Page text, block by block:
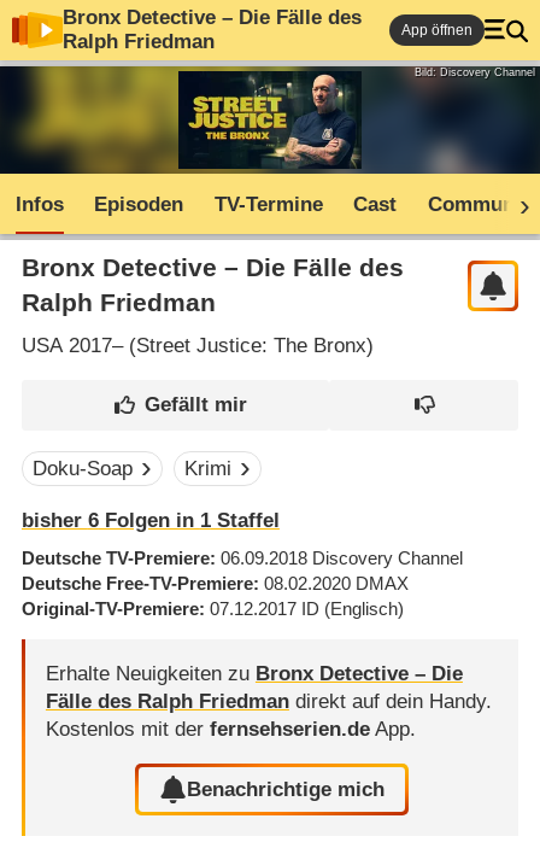
Bronx Detective – Die Fälle des
Ralph Friedman
App öffnen
Bild: Discovery Channel
Infos Episoden TV-Termine Cast Community
Bronx Detective – Die Fälle des
Ralph Friedman
USA2017– (Street Justice: The Bronx)
Doku-Soap Krimi
bisher 6Folgen in 1Staffel
Deutsche TV-Premiere 06.09.2018 Discovery Channel
Deutsche Free-TV-Premiere 08.02.2020 DMAX
Original-TV-Premiere 07.12.2017 ID (Englisch)
Erhalte Neuigkeiten zu Bronx Detective – Die
Fälle des Ralph Friedmandirekt auf dein Handy.
Kostenlos mit der fernsehserien.deApp.
Benachrichtige mich